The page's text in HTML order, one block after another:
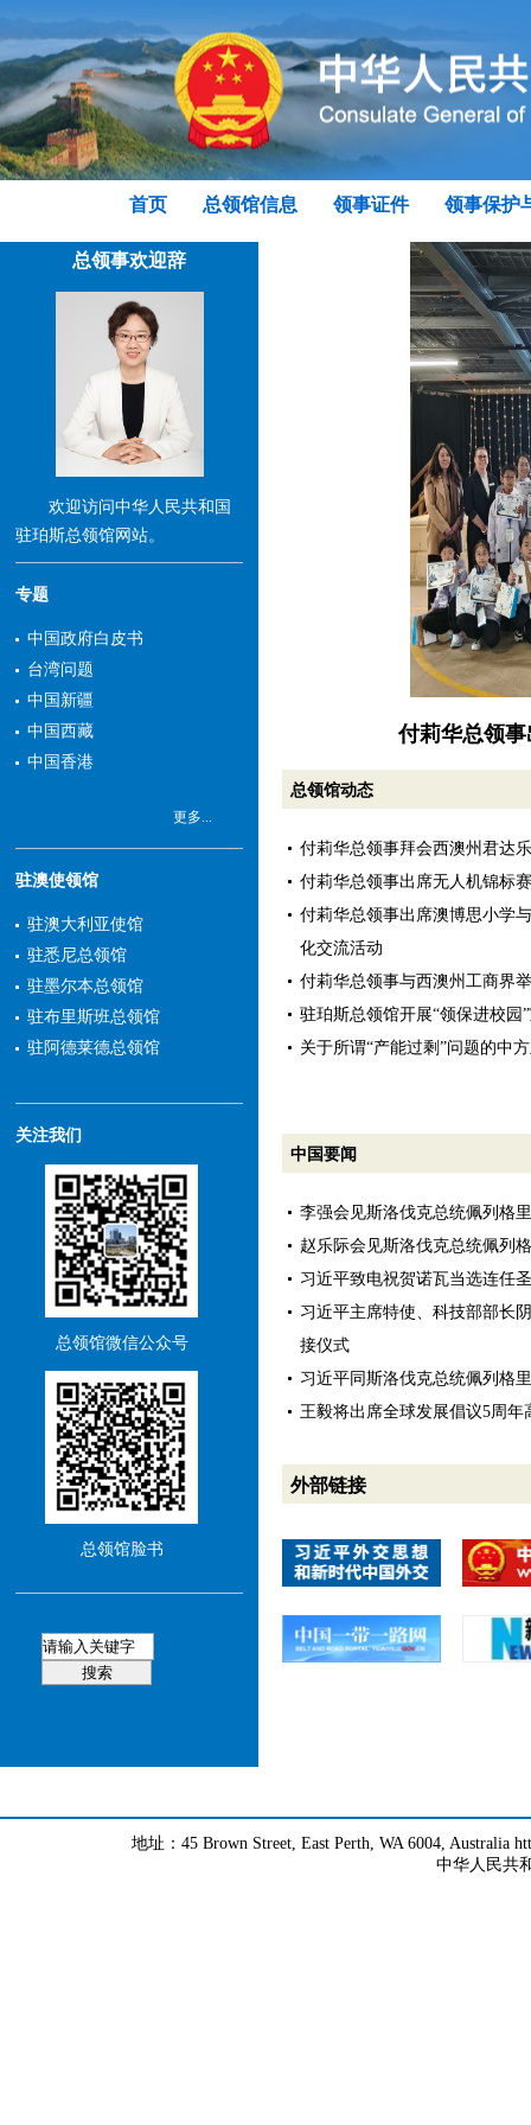
首页 总领馆信息 领事证件 领事保护
总领事欢迎辞
欢迎访问中华人民共和国
驻珀斯总领馆网站。
专题
中国政府白皮书
台湾问题
中国新疆
中国西藏
中国香港
更多...
驻澳使领馆
驻澳大利亚使馆
驻悉尼总领馆
驻墨尔本总领馆
驻布里斯班总领馆
驻阿德莱德总领馆
关注我们
总领馆微信公众号
总领馆脸书
付莉华总领
总领馆动态
付莉华总领事拜会西澳州君达
付莉华总领事出席无人机锦标
付莉华总领事出席澳博思小学
化交流活动
付莉华总领事与西澳州工商界
驻珀斯总领馆开展“领保进校园
关于所谓“产能过剩”问题的中
中国要闻
李强会见斯洛伐克总统佩列格
赵乐际会见斯洛伐克总统佩列
习近平致电祝贺诺瓦当选连任
习近平主席特使、科技部部长
接仪式
习近平同斯洛伐克总统佩列格
王毅将出席全球发展倡议5周年
外部链接
地址：45 Brown Street, East Perth, WA 6004, Australia
中华人民共